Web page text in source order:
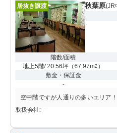
居抜き譲渡 秋葉原(JR
階数/面積
地上5階/ 20.56坪 （67.97m2 ）
敷金・保証金
-
空中階ですが人通りの多いエリア！
取扱会社: －